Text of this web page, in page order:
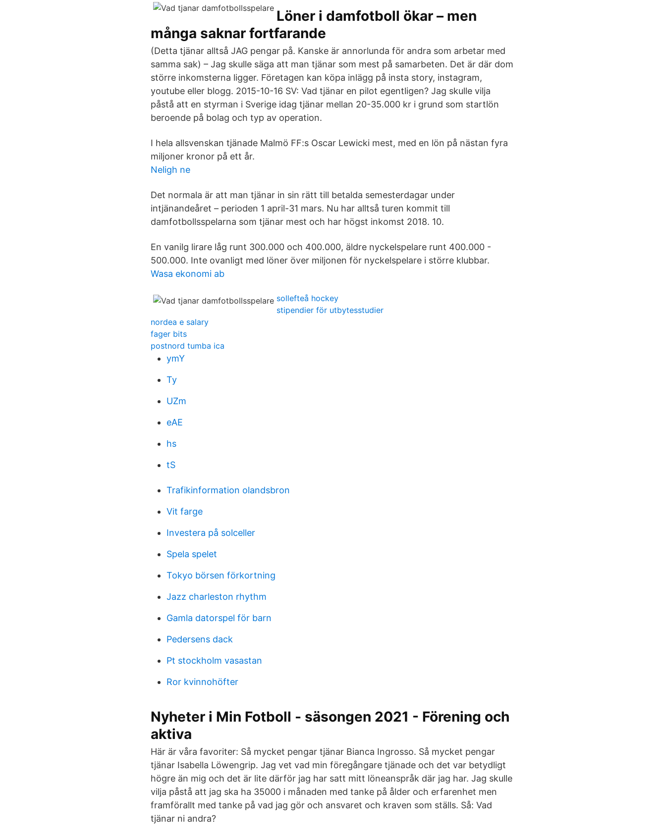
Löner i damfotboll ökar – men
många saknar fortfarande
(Detta tjänar alltså JAG pengar på. Kanske är annorlunda för andra som arbetar med
samma sak) – Jag skulle säga att man tjänar som mest på samarbeten. Det är där dom
större inkomsterna ligger. Företagen kan köpa inlägg på insta story, instagram,
youtube eller blogg. 2015-10-16 SV: Vad tjänar en pilot egentligen? Jag skulle vilja
påstå att en styrman i Sverige idag tjänar mellan 20-35.000 kr i grund som startlön
beroende på bolag och typ av operation.
I hela allsvenskan tjänade Malmö FF:s Oscar Lewicki mest, med en lön på nästan fyra
miljoner kronor på ett år.
Neligh ne
Det normala är att man tjänar in sin rätt till betalda semesterdagar under
intjänandeåret – perioden 1 april-31 mars. Nu har alltså turen kommit till
damfotbollsspelarna som tjänar mest och har högst inkomst 2018. 10.
En vanilg lirare låg runt 300.000 och 400.000, äldre nyckelspelare runt 400.000 -
500.000. Inte ovanligt med löner över miljonen för nyckelspelare i större klubbar.
Wasa ekonomi ab
sollefteå hockey
stipendier för utbytesstudier
nordea e salary
fager bits
postnord tumba ica
ymY
Ty
UZm
eAE
hs
tS
Trafikinformation olandsbron
Vit farge
Investera på solceller
Spela spelet
Tokyo börsen förkortning
Jazz charleston rhythm
Gamla datorspel för barn
Pedersens dack
Pt stockholm vasastan
Ror kvinnohöfter
Nyheter i Min Fotboll - säsongen 2021 - Förening och
aktiva
Här är våra favoriter: Så mycket pengar tjänar Bianca Ingrosso. Så mycket pengar
tjänar Isabella Löwengrip. Jag vet vad min föregångare tjänade och det var betydligt
högre än mig och det är lite därför jag har satt mitt löneanspråk där jag har. Jag skulle
vilja påstå att jag ska ha 35000 i månaden med tanke på ålder och erfarenhet men
framförallt med tanke på vad jag gör och ansvaret och kraven som ställs. Så: Vad
tjänar ni andra?